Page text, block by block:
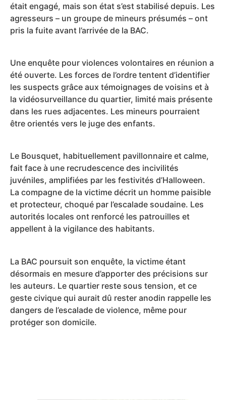
était engagé, mais son état s’est stabilisé depuis. Les
agresseurs – un groupe de mineurs présumés – ont
pris la fuite avant l’arrivée de la BAC.
Une enquête pour violences volontaires en réunion a
été ouverte. Les forces de l’ordre tentent d’identifier
les suspects grâce aux témoignages de voisins et à
la vidéosurveillance du quartier, limité mais présente
dans les rues adjacentes. Les mineurs pourraient
être orientés vers le juge des enfants.
Le Bousquet, habituellement pavillonnaire et calme,
fait face à une recrudescence des incivilités
juvéniles, amplifiées par les festivités d’Halloween.
La compagne de la victime décrit un homme paisible
et protecteur, choqué par l’escalade soudaine. Les
autorités locales ont renforcé les patrouilles et
appellent à la vigilance des habitants.
La BAC poursuit son enquête, la victime étant
désormais en mesure d’apporter des précisions sur
les auteurs. Le quartier reste sous tension, et ce
geste civique qui aurait dû rester anodin rappelle les
dangers de l’escalade de violence, même pour
protéger son domicile.